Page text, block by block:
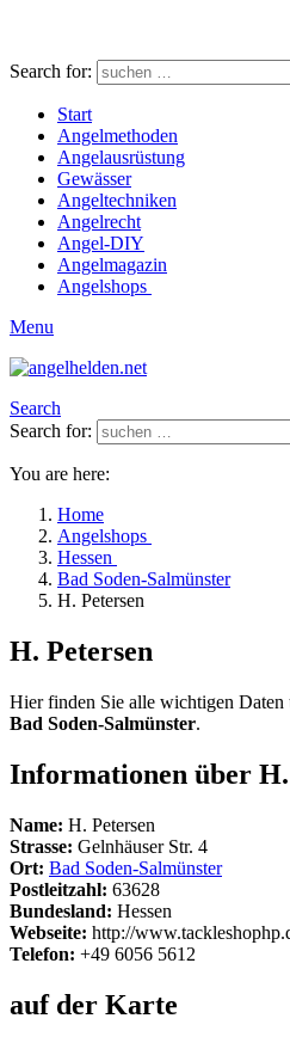
Search for:
Start
Angelmethoden
Angelausrüstung
Gewässer
Angeltechniken
Angelrecht
Angel-DIY
Angelmagazin
Angelshops
Menu
Search
Search for:
You are here:
Home
Angelshops
Hessen
Bad Soden-Salmünster
H. Petersen
H. Petersen
Hier finden Sie alle wichtigen Daten
Bad Soden-Salmünster.
Informationen über H.
Name: H. Petersen
Strasse: Gelnhäuser Str. 4
Ort: Bad Soden-Salmünster
Postleitzahl: 63628
Bundesland: Hessen
Webseite: http://
Telefon: +49 6056 5612
auf der Karte